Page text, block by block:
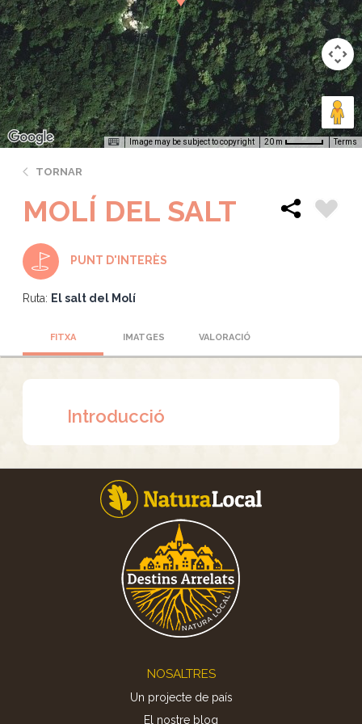
Image may be subject to copyright 20 m Terms
TORNAR
MOLÍ DEL SALT
PUNT D'INTERÈS
Ruta: El salt del Molí
FITXA IMATGES VALORACIÓ
Introducció
NOSALTRES
Un projecte de país
El nostre blog